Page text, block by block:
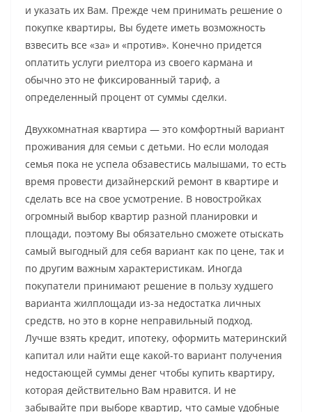
и указать их Вам. Прежде чем принимать решение о
покупке квартиры, Вы будете иметь возможность
взвесить все «за» и «против». Конечно придется
оплатить услуги риелтора из своего кармана и
обычно это не фиксированный тариф, а
определенный процент от суммы сделки.
Двухкомнатная квартира — это комфортный вариант
проживания для семьи с детьми. Но если молодая
семья пока не успела обзавестись малышами, то есть
время провести дизайнерский ремонт в квартире и
сделать все на свое усмотрение. В новостройках
огромный выбор квартир разной планировки и
площади, поэтому Вы обязательно сможете отыскать
самый выгодный для себя вариант как по цене, так и
по другим важным характеристикам. Иногда
покупатели принимают решение в пользу худшего
варианта жилплощади из-за недостатка личных
средств, но это в корне неправильный подход.
Лучше взять кредит, ипотеку, оформить материнский
капитал или найти еще какой-то вариант получения
недостающей суммы денег чтобы купить квартиру,
которая действительно Вам нравится. И не
забывайте при выборе квартир, что самые удобные